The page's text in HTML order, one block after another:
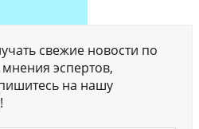
свежие новости по
эспертов,
на нашу